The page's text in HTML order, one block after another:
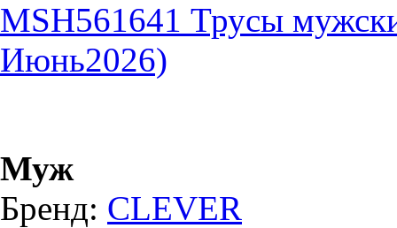
MSH561641 Трусы
Июнь2026)
Муж
Бренд: CLEVER